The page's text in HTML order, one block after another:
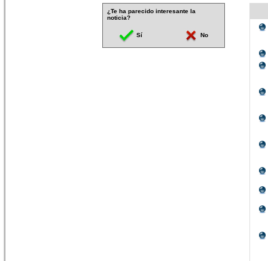
¿Te ha parecido interesante la
noticia?
Sí No